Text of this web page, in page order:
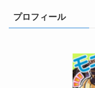
プロフィール